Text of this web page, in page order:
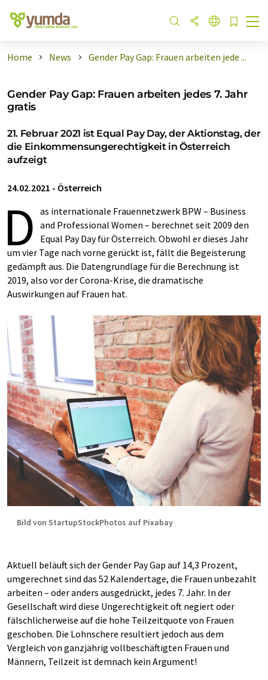
Home News Gender Pay Gap: Frauen arbeiten jede ...
Gender Pay Gap: Frauen arbeiten jedes 7. Jahr
gratis
21. Februar 2021 ist Equal Pay Day, der Aktionstag, der
die Einkommensungerechtigkeit in Österreich
aufzeigt
24.02.2021 - Österreich
D as internationale Frauennetzwerk BPW – Business
and Professional Women – berechnet seit 2009 den
Equal Pay Day für Österreich. Obwohl er dieses Jahr
um vier Tage nach vorne gerückt ist, fällt die Begeisterung
gedämpft aus. Die Datengrundlage für die Berechnung ist
2019, also vor der Corona-Krise, die dramatische
Auswirkungen auf Frauen hat.
Bild von StartupStockPhotos auf Pixabay
Aktuell beläuft sich der Gender Pay Gap auf 14,3 Prozent,
umgerechnet sind das 52 Kalendertage, die Frauen unbezahlt
arbeiten – oder anders ausgedrückt, jedes 7. Jahr. In der
Gesellschaft wird diese Ungerechtigkeit oft negiert oder
fälschlicherweise auf die hohe Teilzeitquote von Frauen
geschoben. Die Lohnschere resultiert jedoch aus dem
Vergleich von ganzjährig vollbeschäftigten Frauen und
Männern, Teilzeit ist demnach kein Argument!